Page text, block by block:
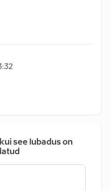
see lubadus on